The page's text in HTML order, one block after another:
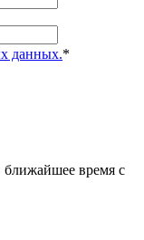
данных.*
время с